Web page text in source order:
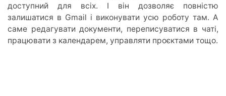
доступний для всіх. І він дозволяє повністю
залишатися в Gmail і виконувати усю роботу там. А
саме редагувати документи, переписуватися в чаті,
працювати з календарем, управляти проєктами тощо.